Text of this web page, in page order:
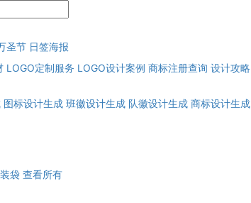
圣节 日签海报
LOGO定制服务 LOGO设计案例 商标注册查询 设计攻略
图标设计生成 班徽设计生成 队徽设计生成 商标设计生成
袋 查看所有